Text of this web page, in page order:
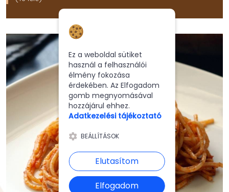
Ez a weboldal sütiket
használ a felhasználói
élmény fokozása
érdekében. Az Elfogadom
gomb megnyomásával
hozzájárul ehhez.
Adatkezelési tájékoztató
BEÁLLÍTÁSOK
Elutasítom
Elfogadom